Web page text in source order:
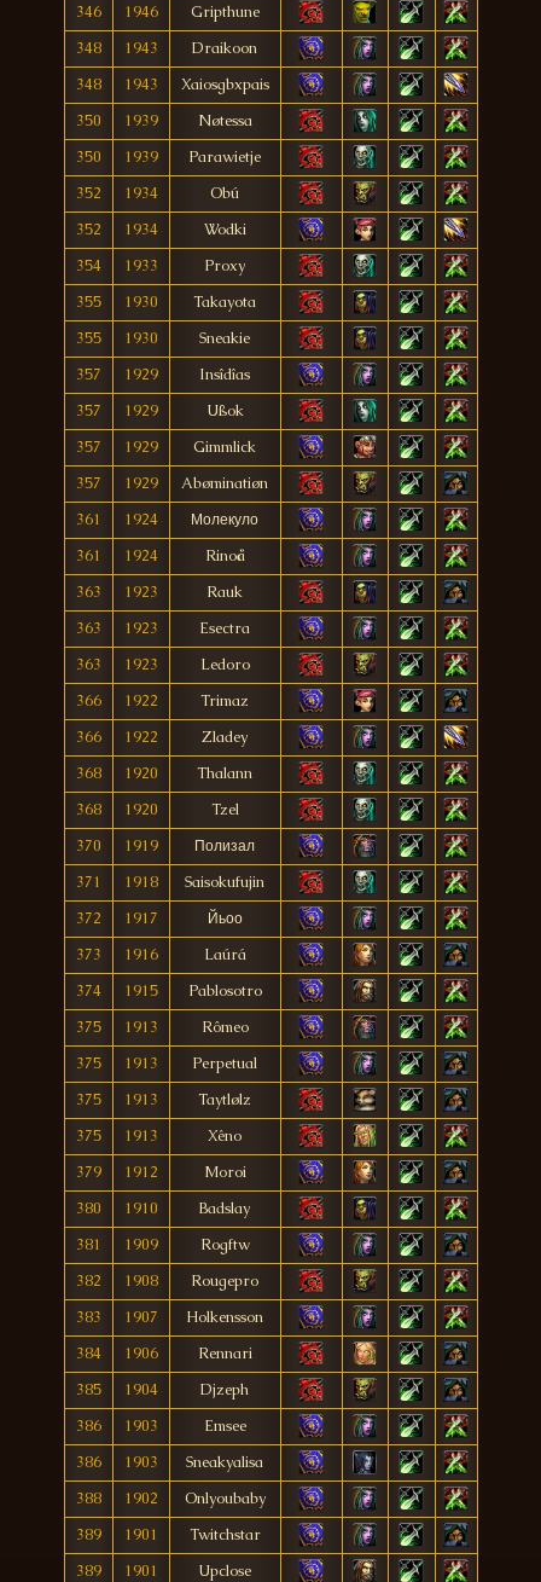
346
1946
Gripthune
348
1943
Draikoon
348
1943
Xaiosgbxpais
350
1939
Nøtessa
350
1939
Parawietje
352
1934
Obú
352
1934
Wodki
354
1933
Proxy
355
1930
Takayota
355
1930
Sneakie
357
1929
Insîdîas
357
1929
Ußok
357
1929
Gimmlick
357
1929
Abøminatiøn
361
1924
Молекуло
361
1924
Rinoå
363
1923
Rauk
363
1923
Esectra
363
1923
Ledoro
366
1922
Trimaz
366
1922
Zladey
368
1920
Thalann
368
1920
Tzel
370
1919
Полизал
371
1918
Saisokufujin
372
1917
Йьоо
373
1916
Laúrá
374
1915
Pablosotro
375
1913
Rômeo
375
1913
Perpetual
375
1913
Taytlølz
375
1913
Xêno
379
1912
Moroi
380
1910
Badslay
381
1909
Rogftw
382
1908
Rougepro
383
1907
Holkensson
384
1906
Rennari
385
1904
Djzeph
386
1903
Emsee
386
1903
Sneakyalisa
388
1902
Onlyoubaby
389
1901
Twitchstar
389
1901
Upclose